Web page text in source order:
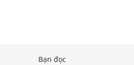
Bạn đọc